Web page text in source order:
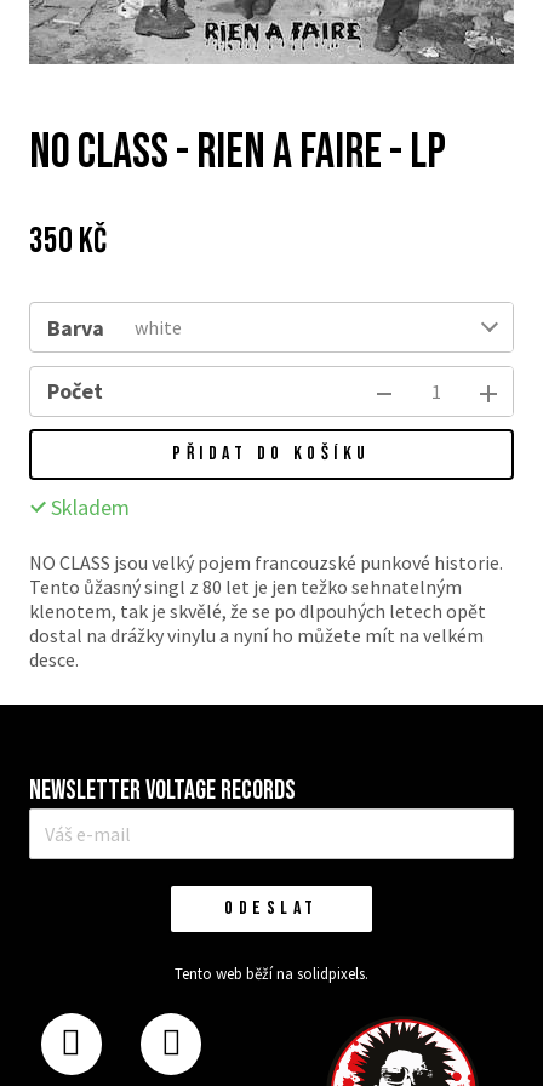
NO CLASS - Rien A Faire - LP
Cena:
350 Kč
Barva white
Počet
PŘIDAT DO KOŠÍKU
Skladem
NO CLASS jsou velký pojem francouzské punkové historie.
Tento ůžasný singl z 80 let je jen težko sehnatelným
klenotem, tak je skvělé, že se po dlpouhých letech opět
dostal na drážky vinylu a nyní ho můžete mít na velkém
desce.
Newsletter VOLTAGE RECORDS
E-
mail
ODESLAT
Tento web běží na solidpixels.